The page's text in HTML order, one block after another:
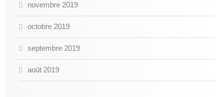
novembre 2019
octobre 2019
septembre 2019
août 2019